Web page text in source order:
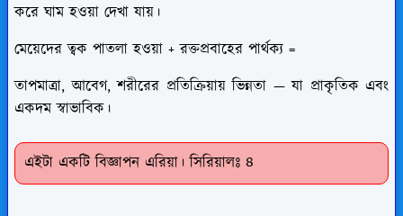
করে ঘাম হওয়া দেখা যায়।
মেয়েদের ত্বক পাতলা হওয়া + রক্তপ্রবাহের পার্থক্য =
তাপমাত্রা, আবেগ, শরীরের প্রতিক্রিয়ায় ভিন্নতা — যা প্রাকৃতিক এবং
একদম স্বাভাবিক।
এইটা একটি বিজ্ঞাপন এরিয়া। সিরিয়ালঃ ৪